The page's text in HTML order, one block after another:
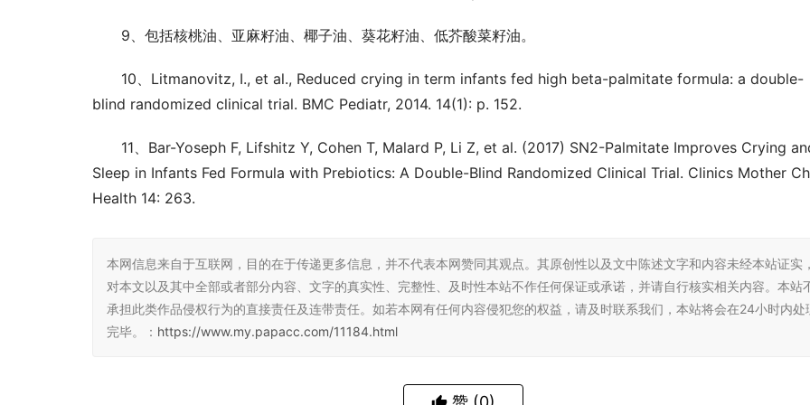
9、包括核桃油、亚麻籽油、椰子油、葵花籽油、低芥酸菜籽油。
10、Litmanovitz, I., et al., Reduced crying in term infants fed high beta-palmitate formula: a double-
blind randomized clinical trial. BMC Pediatr, 2014. 14(1): p. 152.
11、Bar-Yoseph F, Lifshitz Y, Cohen T, Malard P, Li Z, et al. (2017) SN2-Palmitate Improves Crying
Sleep in Infants Fed Formula with Prebiotics: A Double-Blind Randomized Clinical Trial. Clinics Mother
Health 14: 263.
本网信息来自于互联网，目的在于传递更多信息，并不代表本网赞同其观点。其原创性以及文中陈述文字和内容未经本站证实，
对本文以及其中全部或者部分内容、文字的真实性、完整性、及时性本站不作任何保证或承诺，并请自行核实相关内容。本站
承担此类作品侵权行为的直接责任及连带责任。如若本网有任何内容侵犯您的权益，请及时联系我们，本站将会在24小时内处
完毕。： https://www.my.papacc.com/11184.html